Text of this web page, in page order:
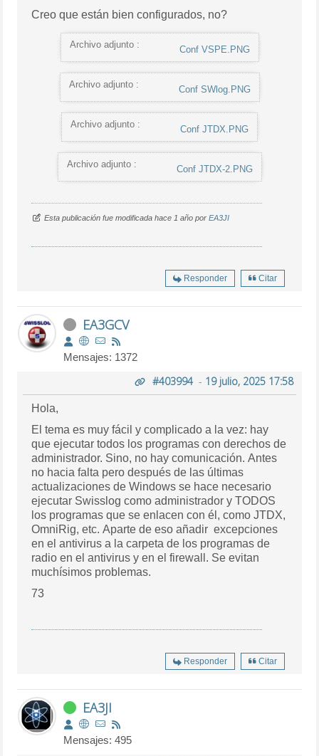
Creo que están bien configurados, no?
Archivo adjunto : Conf VSPE.PNG
Archivo adjunto : Conf SWlog.PNG
Archivo adjunto : Conf JTDX.PNG
Archivo adjunto : Conf JTDX-2.PNG
Esta publicación fue modificada hace 1 año porEA3JI
Responder Citar
EA3GCV
Mensajes: 1372
#403994- 19 julio, 2025 17:58
Hola,
El tema es muy fácil y complicado a la vez: hay
que ejecutar todos los programas con derechos de
administrador. Sino, no hay comunicación. Antes
no hacia falta pero después de las últimas
actualizaciones de Windows se hace necesario
ejecutar Swisslog como administrador y TODOS
los programas que se enlacen con él, como JTDX,
OmniRig, etc. Aparte de eso añadir excepciones
en el antivirus a la carpeta de los programas de
radio en el antivirus y en el firewall. Se evitan
muchísimos problemas.
73
Responder Citar
EA3JI
Mensajes: 495